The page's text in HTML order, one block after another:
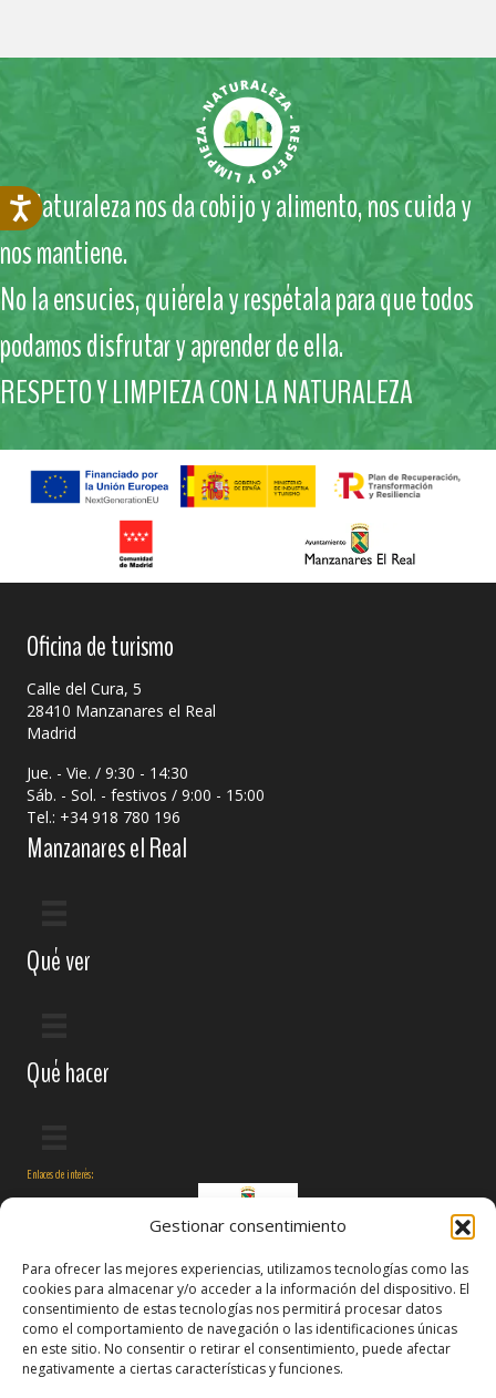
Gestionar consentimiento
Para ofrecer las mejores experiencias, utilizamos tecnologías como las
cookies para almacenar y/o acceder a la información del dispositivo. El
consentimiento de estas tecnologías nos permitirá procesar datos
como el comportamiento de navegación o las identificaciones únicas
en este sitio. No consentir o retirar el consentimiento, puede afectar
negativamente a ciertas características y funciones.
La Naturaleza nos da cobijo y alimento, nos cuida y
nos mantiene.
No la ensucies, quiérela y respétala para que todos
podamos disfrutar y aprender de ella.
RESPETO Y LIMPIEZA CON LA NATURALEZA
Oficina de turismo
Calle del Cura, 5
28410 Manzanares el Real
Madrid
Jue. - Vie. / 9:30 - 14:30
Sáb. - Sol. - festivos / 9:00 - 15:00
Tel.: +34 918 780 196
Manzanares el Real
Qué ver
Qué hacer
Enlaces de interés:
Síguenos en: